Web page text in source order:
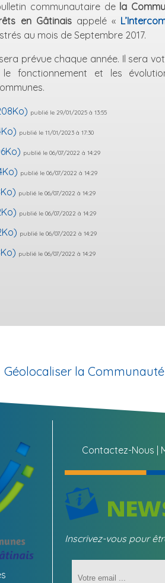
communautaire de la
en Gâtinaisappelé «
au mois de Septembre 2017.
prévue chaque année. Il sera
le fonctionnement et les
publié le 29/01/2025 à 13:55
publié le 11/01/2023 à 17:30
publié le 06/07/2022 à 14:29
publié le 06/07/2022 à 14:29
publié le 06/07/2022 à 14:29
publié le 06/07/2022 à 14:29
publié le 06/07/2022 à 14:29
publié le 06/07/2022 à 14:29
Géolocaliser la
Contactez-Nous
Inscrivez-vous pour